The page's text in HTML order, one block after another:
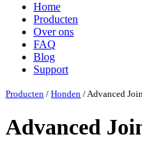
Home
Producten
Over ons
FAQ
Blog
Support
Producten / Honden / Advanced
Advanced